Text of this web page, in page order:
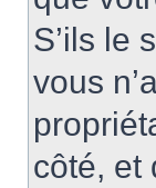
S’ils le
vous
côté, et